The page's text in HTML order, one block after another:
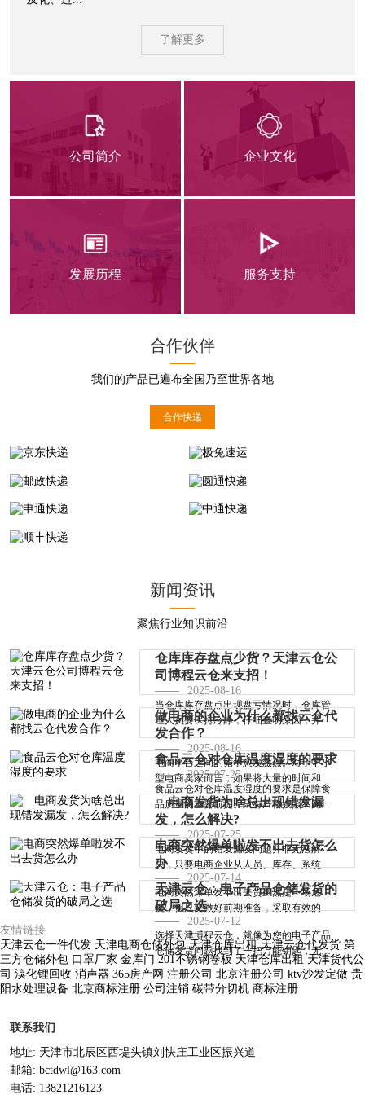
了解更多
公司简介 企业文化
发展历程 服务支持
合作伙伴
我们的产品已遍布全国乃至世界各地
合作快递
京东快递 极兔速运
邮政快递 圆通快递
申通快递 中通快递
顺丰快递
新闻资讯
聚焦行业知识前沿
仓库库存盘点少货？天津云仓公
司博程云仓来支招！
2025-08-16
当仓库库存盘点出现盘亏情况时，仓库管
理人员要保持冷静，仔细查明原因，并根
据具体原因进行深入清查，找准···
做电商的企业为什么都找云仓代
发合作？
2025-08-16
电商平台之间的竞争愈发激烈。对于中小
型电商卖家而言，如果将大量的时间和资
金都投入到仓库建设和管理上，···
食品云仓对仓库温度湿度的要求
2025-07-25
食品云仓对仓库温度湿度的要求是保障食
品质量的重要前提。只有严格按照不同食
品的需求，精准控制仓库的温度···
电商发货为啥总出现错发漏
发，怎么解决?
2025-07-25
电商发货中的错发漏发问题并非无法解
决，只要电商企业从人员、库存、系统和
包装等多个方面入手，采取切实有···
电商突然爆单啦发不出去货怎么
办
2025-07-14
电商突然爆单发不出去货虽然是一场危
机，但只要做好前期准备，采取有效的应
对策略，并进行后续的复盘改进，···
天津云仓：电子产品仓储发货的
破局之选
2025-07-12
选择天津博程云仓，就像为您的电子产品
仓储发货问题找到了一把万能钥匙，无需
再有丝毫的犹豫。仓储物流事务···
友情链接
天津云仓一件代发 天津电商仓储外包 天津仓库出租 天津云仓代发货 第
三方仓储外包 口罩厂家 金库门 201不锈钢卷板 天津仓库出租 天津货代公
司 溴化锂回收 消声器 365房产网 注册公司 北京注册公司 ktv沙发定做 贵
阳水处理设备 北京商标注册 公司注销 碳带分切机 商标注册
联系我们
地址: 天津市北辰区西堤头镇刘快庄工业区振兴道
邮箱: bctdwl@163.com
电话: 13821216123